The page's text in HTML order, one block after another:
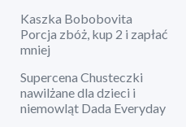
Kaszka Bobobovita
Porcja zbóż, kup 2 i zapłać
mniej
Supercena Chusteczki
nawilżane dla dzieci i
niemowląt Dada Everyday